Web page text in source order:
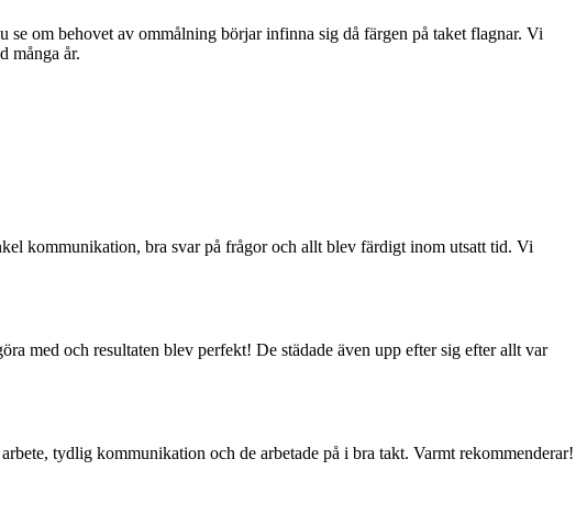
om behovet av ommålning börjar infinna sig då färgen på taket flagnar. Vi
många år.
kommunikation, bra svar på frågor och allt blev färdigt inom utsatt tid. Vi
med och resultaten blev perfekt! De städade även upp efter sig efter allt var
tydlig kommunikation och de arbetade på i bra takt. Varmt rekommenderar!